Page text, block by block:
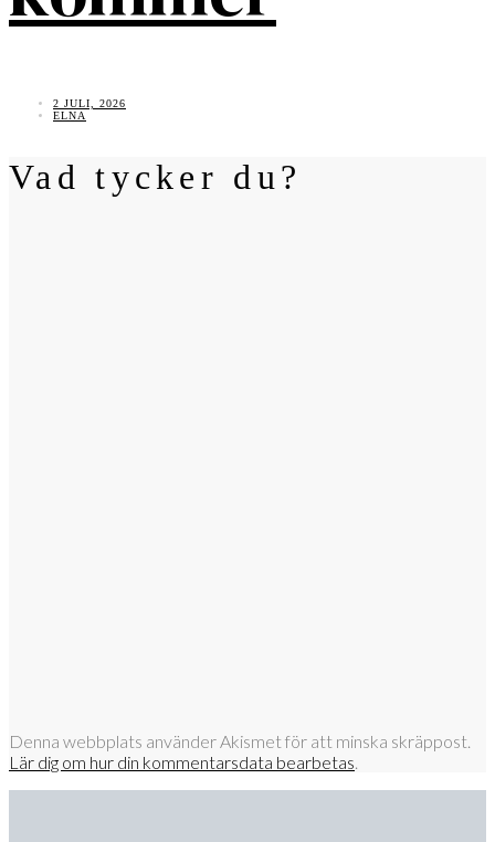
2 JULI, 2026
ELNA
Vad tycker du?
Denna webbplats använder Akismet för att minska skräppost.
Lär dig om hur din kommentarsdata bearbetas.